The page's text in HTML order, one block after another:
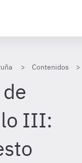
Contenidos
III: